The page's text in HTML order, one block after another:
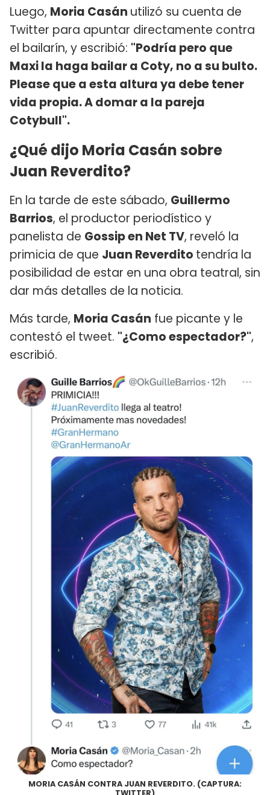
Luego, Moria Casán utilizó su cuenta de
Twitter para apuntar directamente contra
el bailarín, y escribió: "Podría pero que
Maxi la haga bailar a Coty, no a su bulto.
Please que a esta altura ya debe tener
vida propia. A domar a la pareja
Cotybull".
¿Qué dijo Moria Casán sobre
Juan Reverdito?
En la tarde de este sábado, Guillermo
Barrios, el productor periodístico y
panelista de Gossip en Net TV, reveló la
primicia de que Juan Reverdito tendría la
posibilidad de estar en una obra teatral, sin
dar más detalles de la noticia.
Más tarde, Moria Casán fue picante y le
contestó el tweet. "¿Como espectador?",
escribió.
MORIA CASÁN CONTRA JUAN REVERDITO. (CAPTURA: